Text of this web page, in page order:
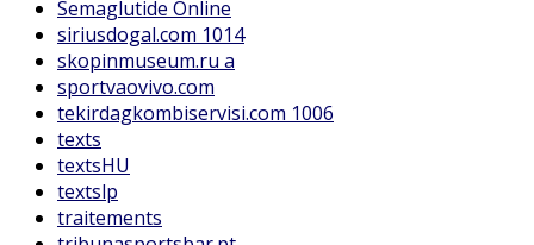
Semaglutide Online
siriusdogal.com 1014
skopinmuseum.ru a
sportvaovivo.com
tekirdagkombiservisi.com 1006
texts
textsHU
textslp
traitements